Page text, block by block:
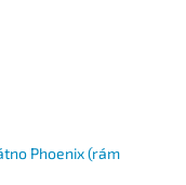
Phoenix (rám